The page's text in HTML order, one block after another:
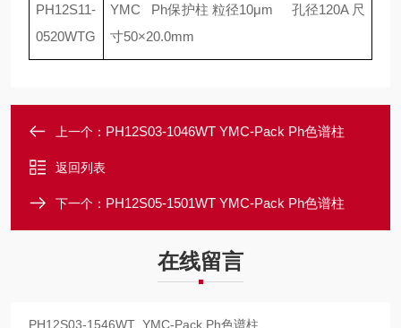
PH12S11-
0520WTG
YMC Ph保护柱 粒径10μm 孔径120A 尺
寸50×20.0mm
上一个： PH12S03-1046WT YMC-Pack Ph色谱柱
返回列表
下一个： PH12S05-1501WT YMC-Pack Ph色谱柱
在线留言